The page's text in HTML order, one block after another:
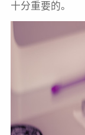
十分重要的。